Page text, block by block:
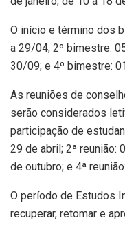
O início e término dos
a 29/04; 2º bimestre:
30/09; e 4º bimestre:
As reuniões de
serão considerados
participação de
29 de abril; 2ª reunião:
de outubro; e 4ª
O período de Estudos
recuperar, retomar e